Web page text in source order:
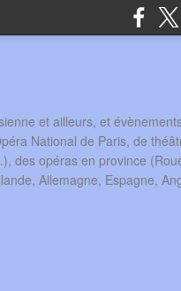
et ailleurs, et
National de Paris, de
des opéras en province
Allemagne, Espagne,